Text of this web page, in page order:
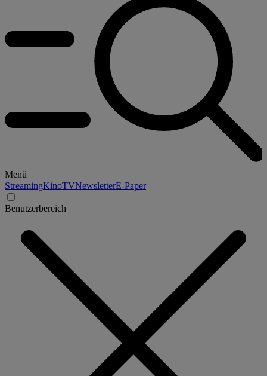
Menü
StreamingKinoTVNewsletterE-Paper
Benutzerbereich